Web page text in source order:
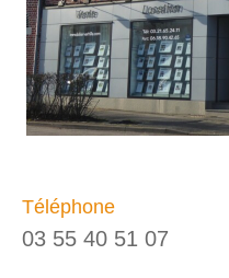
Téléphone
03 55 40 51 07